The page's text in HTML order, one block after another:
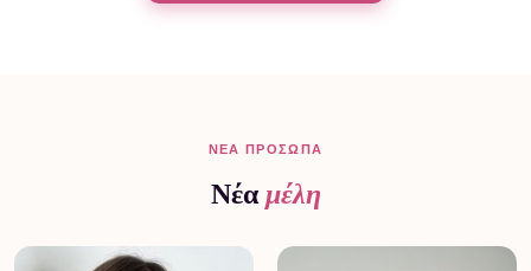
ΝΈΑ ΠΡΌΣΩΠΑ
Νέαμέλη